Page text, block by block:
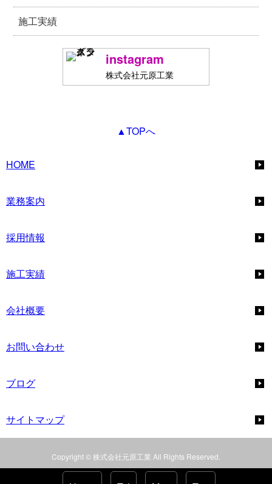
施工実績
instagram
株式会社元原工業
▲TOPへ
HOME
業務案内
採用情報
施工実績
会社概要
お問い合わせ
ブログ
サイトマップ
Copyright © 株式会社元原工業 All Rights Reserved.